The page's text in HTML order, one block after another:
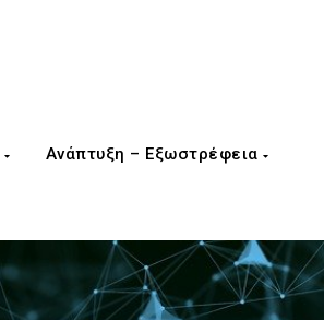
Ανάπτυξη – Εξωστρέφεια